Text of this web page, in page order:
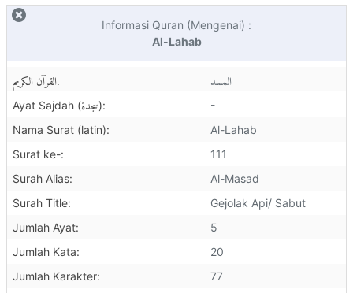
Informasi Quran (Mengenai) :
Al-Lahab
القرآن الكريم: المسد
Ayat Sajdah (سجدة):
-
Nama Surat (latin):
Al-Lahab
Surat ke-:
111
Surah Alias:
Al-Masad
Surah Title:
Gejolak Api/ Sabut
Jumlah Ayat:
5
Jumlah Kata:
20
Jumlah Karakter:
77